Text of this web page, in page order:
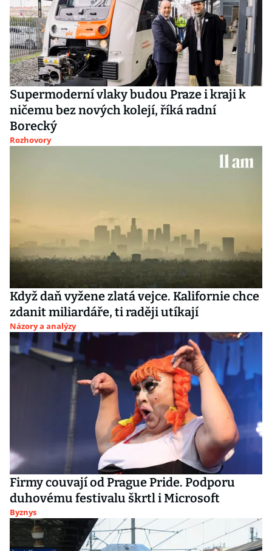
Supermoderní vlaky budou Praze i kraji k
ničemu bez nových kolejí, říká radní
Borecký
Rozhovory
Když daň vyžene zlatá vejce. Kalifornie chce
zdanit miliardáře, ti raději utíkají
Názory a analýzy
Firmy couvají od Prague Pride. Podporu
duhovému festivalu škrtl i Microsoft
Byznys